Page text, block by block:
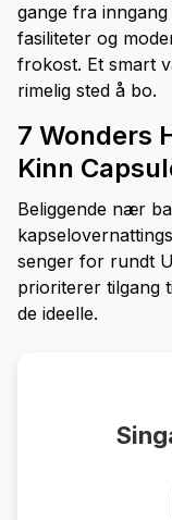
gange fra
fasiliteter og
frokost. Et smart
rimelig sted å bo.
7 Wonders
Kinn
Beliggende nær
senger for rundt
prioriterer tilgang
de ideelle.